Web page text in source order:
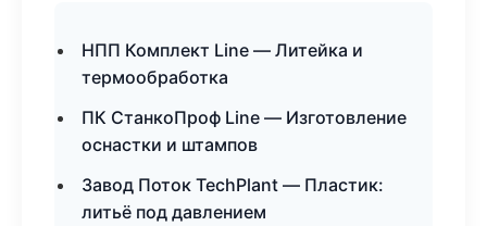
НПП Комплект Line — Литейка и
термообработка
ПК СтанкоПроф Line — Изготовление
оснастки и штампов
Завод Поток TechPlant — Пластик:
литьё под давлением